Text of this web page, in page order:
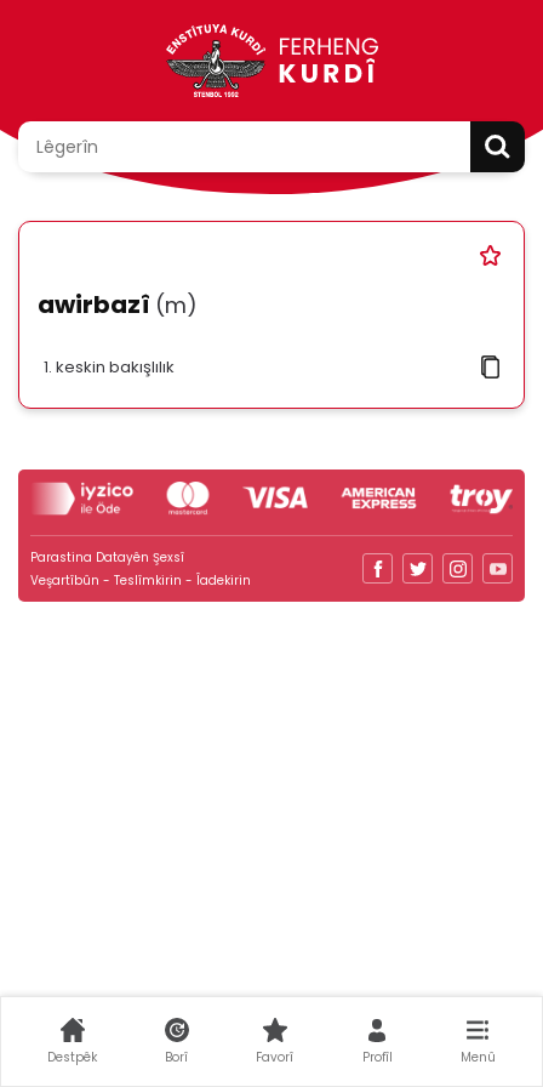
awirbazî (m)
keskin bakışlılık
Parastina Datayên Şexsî
Veşartîbûn - Teslîmkirin - Îadekirin
Destpêk Borî Favorî Profîl Menû